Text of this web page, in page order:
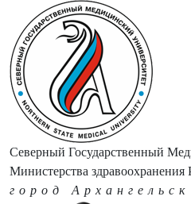
Северный Государственный
Министерства
город Архангельск